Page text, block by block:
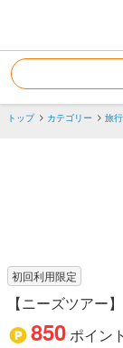
トップ カテゴリー 旅
初回利用限定
【ニーズツアー
850ポイント